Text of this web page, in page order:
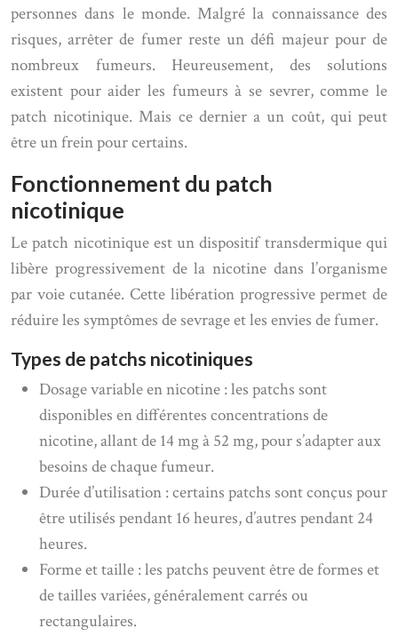
personnes dans le monde. Malgré la connaissance des
risques, arrêter de fumer reste un défi majeur pour de
nombreux fumeurs. Heureusement, des solutions
existent pour aider les fumeurs à se sevrer, comme le
patch nicotinique. Mais ce dernier a un coût, qui peut
être un frein pour certains.
Fonctionnement du patch
nicotinique
Le patch nicotinique est un dispositif transdermique qui
libère progressivement de la nicotine dans l’organisme
par voie cutanée. Cette libération progressive permet de
réduire les symptômes de sevrage et les envies de fumer.
Types de patchs nicotiniques
Dosage variable en nicotine : les patchs sont
disponibles en différentes concentrations de
nicotine, allant de 14 mg à 52 mg, pour s’adapter aux
besoins de chaque fumeur.
Durée d’utilisation : certains patchs sont conçus pour
être utilisés pendant 16 heures, d’autres pendant 24
heures.
Forme et taille : les patchs peuvent être de formes et
de tailles variées, généralement carrés ou
rectangulaires.